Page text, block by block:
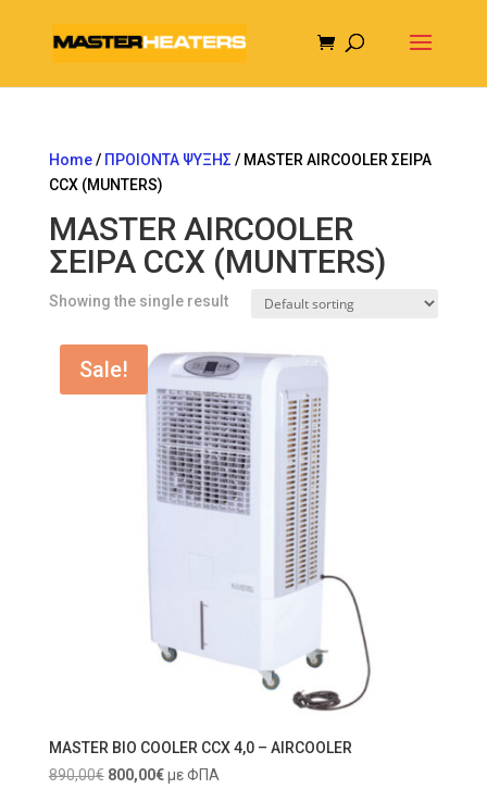
Home/ ΠΡΟΙΟΝΤΑ ΨΥΞΗΣ / MASTER AIRCOOLER ΣΕΙΡΑ
CCX (MUNTERS)
MASTER AIRCOOLER
ΣΕΙΡΑ CCX (MUNTERS)
Showing the single result
Sale!
MASTER BIO COOLER CCX 4,0 – AIRCOOLER
890,00€ Original
800,00€Current
με ΦΠΑ